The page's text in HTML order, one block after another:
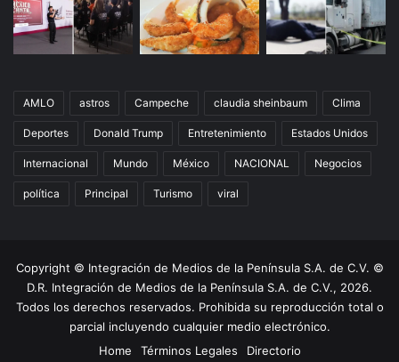
AMLO astros Campeche claudia sheinbaum Clima
Deportes Donald Trump Entretenimiento Estados Unidos
Internacional Mundo México NACIONAL Negocios
política Principal Turismo viral
Copyright © Integración de Medios de la Península S.A. de C.V. ©
D.R. Integración de Medios de la Península S.A. de C.V., 2026.
Todos los derechos reservados. Prohibida su reproducción total o
parcial incluyendo cualquier medio electrónico.
Home
Términos Legales Directorio